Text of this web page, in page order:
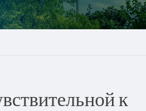
português
к